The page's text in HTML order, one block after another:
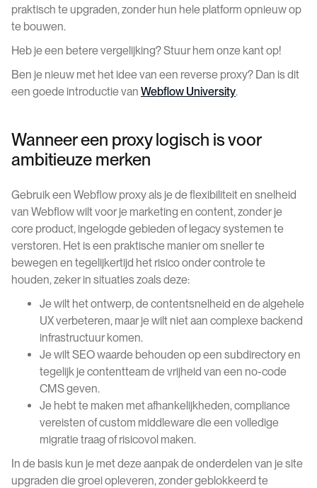
praktisch te upgraden, zonder hun hele platform opnieuw op
te bouwen.
Heb je een betere vergelijking? Stuur hem onze kant op!
Ben je nieuw met het idee van een reverse proxy? Dan is dit
een goede introductie van Webflow University.
Wanneer een proxy logisch is voor
ambitieuze merken
Gebruik een Webflow proxy als je de flexibiliteit en snelheid
van Webflow wilt voor je marketing en content, zonder je
core product, ingelogde gebieden of legacy systemen te
verstoren. Het is een praktische manier om sneller te
bewegen en tegelijkertijd het risico onder controle te
houden, zeker in situaties zoals deze:
Je wilt het ontwerp, de contentsnelheid en de algehele
UX verbeteren, maar je wilt niet aan complexe backend
infrastructuur komen.
Je wilt SEO waarde behouden op een subdirectory en
tegelijk je contentteam de vrijheid van een no-code
CMS geven.
Je hebt te maken met afhankelijkheden, compliance
vereisten of custom middleware die een volledige
migratie traag of risicovol maken.
In de basis kun je met deze aanpak de onderdelen van je site
upgraden die groei opleveren, zonder geblokkeerd te